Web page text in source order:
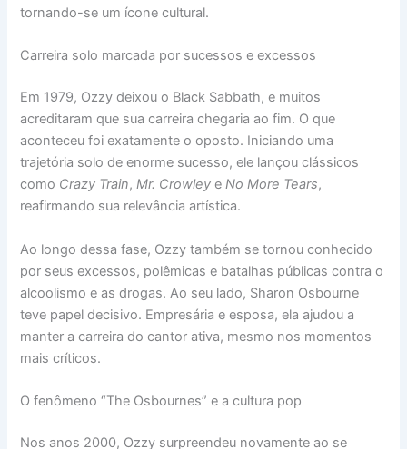
tornando-se um ícone cultural.
Carreira solo marcada por sucessos e excessos
Em 1979, Ozzy deixou o Black Sabbath, e muitos
acreditaram que sua carreira chegaria ao fim. O que
aconteceu foi exatamente o oposto. Iniciando uma
trajetória solo de enorme sucesso, ele lançou clássicos
como Crazy Train,Mr. Crowley eNo More Tears,
reafirmando sua relevância artística.
Ao longo dessa fase, Ozzy também se tornou conhecido
por seus excessos, polêmicas e batalhas públicas contra o
alcoolismo e as drogas. Ao seu lado, Sharon Osbourne
teve papel decisivo. Empresária e esposa, ela ajudou a
manter a carreira do cantor ativa, mesmo nos momentos
mais críticos.
O fenômeno “The Osbournes” e a cultura pop
Nos anos 2000, Ozzy surpreendeu novamente ao se